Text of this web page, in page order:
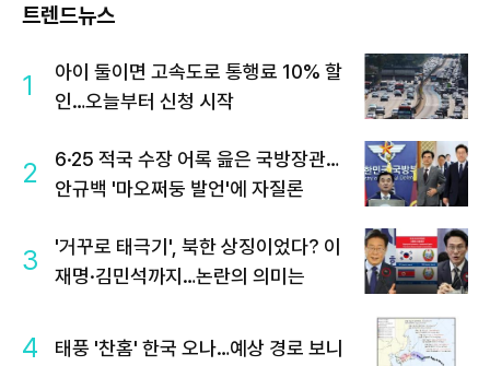
트렌드뉴스
1
아이 둘이면 고속도로 통행료 10% 할
인…오늘부터 신청 시작
2
6·25 적국 수장 어록 읊은 국방장관…
안규백 '마오쩌둥 발언'에 자질론
3
'거꾸로 태극기', 북한 상징이었다? 이
재명·김민석까지…논란의 의미는
4 태풍 '찬홈' 한국 오나…예상 경로 보니